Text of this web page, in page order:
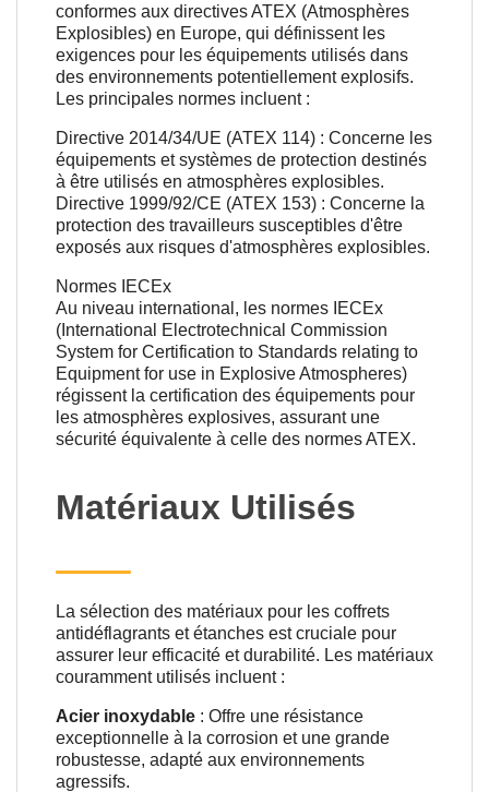
conformes aux directives ATEX (Atmosphères
Explosibles) en Europe, qui définissent les
exigences pour les équipements utilisés dans
des environnements potentiellement explosifs.
Les principales normes incluent :
Directive 2014/34/UE (ATEX 114) : Concerne les
équipements et systèmes de protection destinés
à être utilisés en atmosphères explosibles.
Directive 1999/92/CE (ATEX 153) : Concerne la
protection des travailleurs susceptibles d'être
exposés aux risques d'atmosphères explosibles.
Normes IECEx
Au niveau international, les normes IECEx
(International Electrotechnical Commission
System for Certification to Standards relating to
Equipment for use in Explosive Atmospheres)
régissent la certification des équipements pour
les atmosphères explosives, assurant une
sécurité équivalente à celle des normes ATEX.
Matériaux Utilisés
La sélection des matériaux pour les coffrets
antidéflagrants et étanches est cruciale pour
assurer leur efficacité et durabilité. Les matériaux
couramment utilisés incluent :
Acier inoxydable : Offre une résistance
exceptionnelle à la corrosion et une grande
robustesse, adapté aux environnements
agressifs.